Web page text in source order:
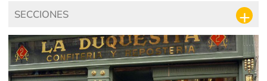
SECCIONES